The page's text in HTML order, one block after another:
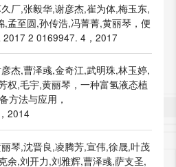
久厂,张毅华,谢彦杰,崔为体,梅玉东,
,孟至圆,孙传浩,冯菁菁,黄丽琴，便
2017 2 0169947. 4，2017
彦杰,曹泽彧,金奇江,武明珠,林玉婷,
权,毛宇,黄丽琴，一种富氢液态植
方法与应用，
2014
丽琴,沈晋良,凌腾芳,宣伟,徐晟,叶茂
余,刘开力,刘雅辉,曹泽彧,萨支圣,